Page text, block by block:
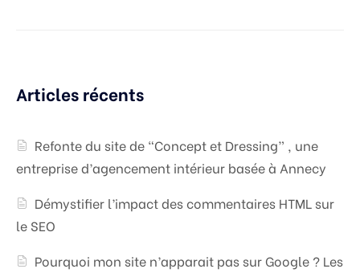
Articles récents
Refonte du site de “Concept et Dressing” , une
entreprise d’agencement intérieur basée à Annecy
Démystifier l’impact des commentaires HTML sur
le SEO
Pourquoi mon site n’apparait pas sur Google ? Les